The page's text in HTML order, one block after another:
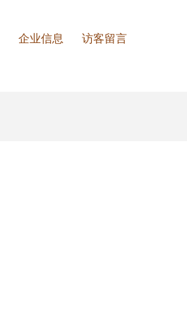
企业信息 访客留言